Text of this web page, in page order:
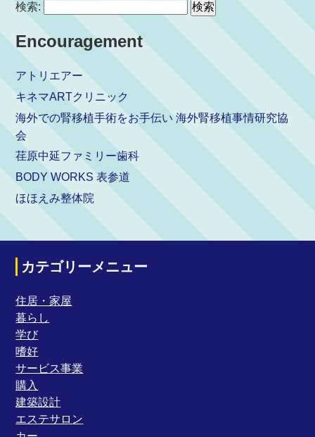
検索:
Encouragement
アトリエアー
キネマARTクリニック
海外での腎移植手術をお手伝い 海外腎移植事情研究協
会
荏原中延ファミリー歯科
BODY WORKS 表参道
ほほえみ整体院
カテゴリーメニュー
住居・家屋
暮らし
学び
嗜好
サービス事業
購入
建築設計
エステサロン